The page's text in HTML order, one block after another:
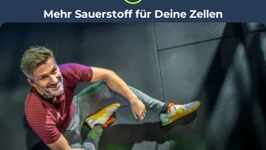
Mehr Sauerstoff für Deine Zellen